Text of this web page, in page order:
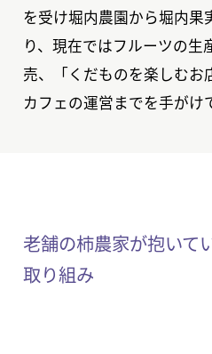
を受け堀内農園から堀内果
り、現在ではフルーツの生
売、「くだものを楽しむお
カフェの運営までを手がけ
老舗の柿農家が抱いて
取り組み